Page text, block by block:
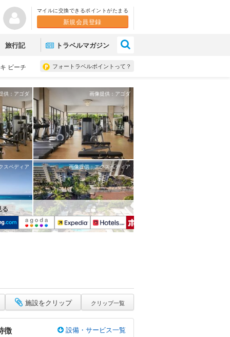
マイルに交換できるポイントがたまる
新規会員登録
旅行記 トラベルマガジン
フォートラベルポイントって？
ビーチ
供：アゴダ 画像提供：アゴダ
スペディア 画像提供：エクスペディア
る
施設をクリップ クリップ一覧
徴
設備・サービス一覧